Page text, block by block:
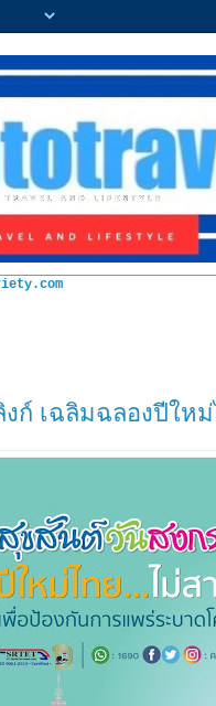
งก์ เฉลิมฉลองปีให